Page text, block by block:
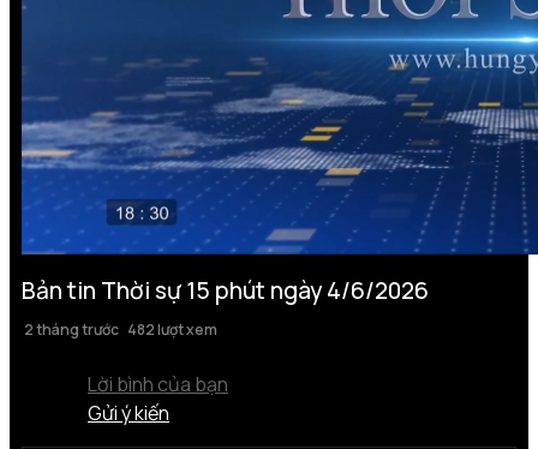
Bản tin Thời sự 15 phút ngày 4/6/2026
2 tháng trước 482 lượt xem
Lời bình của bạn
Gửi ý kiến